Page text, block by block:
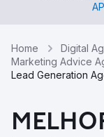
Home Digital
Marketing Advice
Lead Generation